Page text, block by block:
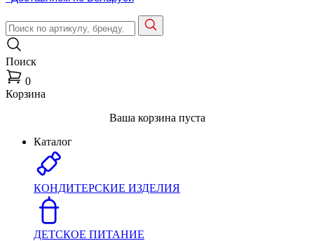
Поиск
0
Корзина
Ваша корзина пуста
Каталог
КОНДИТЕРСКИЕ ИЗДЕЛИЯ
ДЕТСКОЕ ПИТАНИЕ